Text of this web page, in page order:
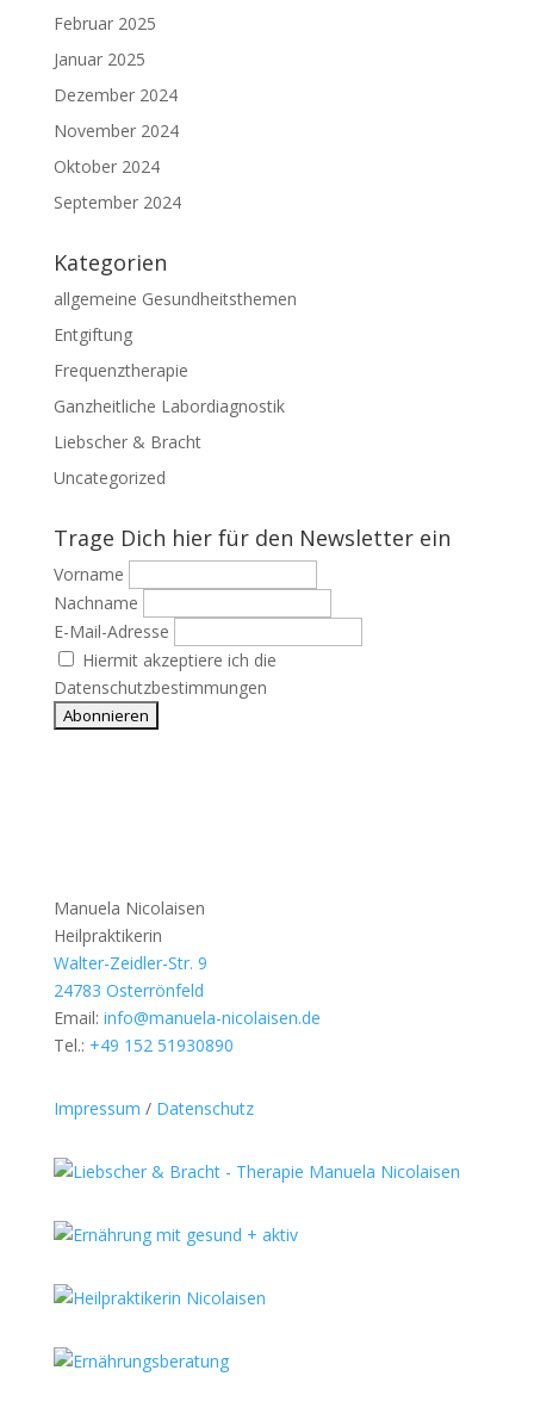
Februar 2025
Januar 2025
Dezember 2024
November 2024
Oktober 2024
September 2024
Kategorien
allgemeine Gesundheitsthemen
Entgiftung
Frequenztherapie
Ganzheitliche Labordiagnostik
Liebscher & Bracht
Uncategorized
Trage Dich hier für den Newsletter ein
Vorname
Nachname
E-Mail-Adresse
Hiermit akzeptiere ich die
Datenschutzbestimmungen
Manuela Nicolaisen
Heilpraktikerin
Walter-Zeidler-Str. 9
24783 Osterrönfeld
Email: info@manuela-nicolaisen.de
Tel.: +49 152 51930890
Impressum / Datenschutz